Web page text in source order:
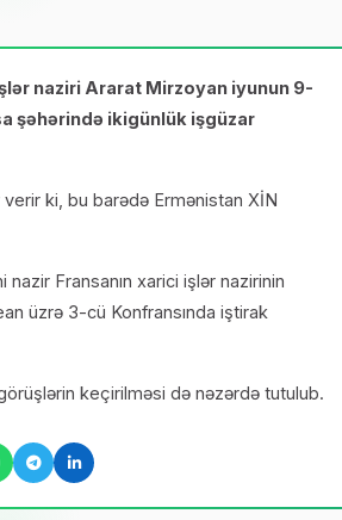
naziri Ararat Mirzoyan iyunun 9-
şəhərində ikigünlük işgüzar
verir ki, bu barədə Ermənistan XİN
Fransanın xarici işlər nazirinin
üzrə 3-cü Konfransında iştirak
keçirilməsi də nəzərdə tutulub.